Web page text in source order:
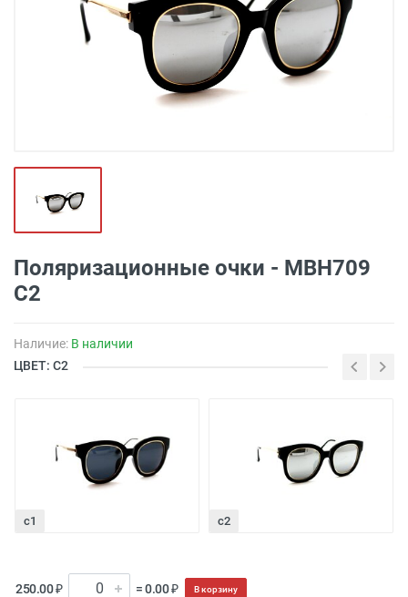
Поляризационные очки - MBH709
C2
Наличие: В наличии
ЦВЕТ: С2
с1 с2
250.00 ₽ = 0.00 ₽ В корзину